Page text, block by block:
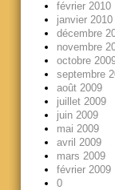
février 2010
janvier 2010
décembre
novembre
octobre
septembre
août 2009
juillet 2009
juin 2009
mai 2009
avril 2009
mars 2009
février 2009
0